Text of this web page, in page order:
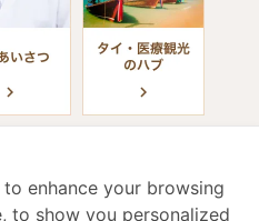
enhance your browsing
to show you personalized